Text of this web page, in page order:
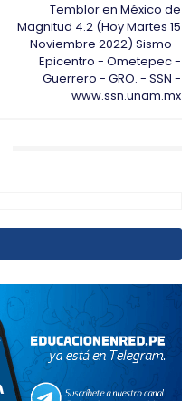
Temblor en México de
Magnitud 4.2 (Hoy Martes 15
Noviembre 2022) Sismo -
Epicentro - Ometepec -
Guerrero - GRO. - SSN -
www.ssn.unam.mx